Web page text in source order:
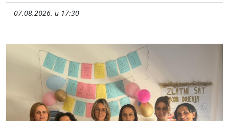
07.08.2026. u 17:30